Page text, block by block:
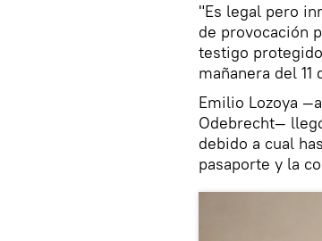
"Es legal pero
de provocación
testigo
mañanera del 11
Emilio Lozoya
Odebrecht—
debido a cual
pasaporte y la